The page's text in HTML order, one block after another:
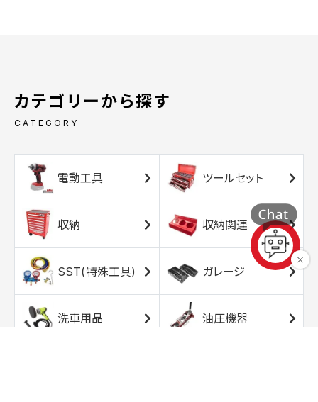
カテゴリーから探す
CATEGORY
電動工具 ツールセット
収納 収納関連
SST(特殊工具) ガレージ
洗車用品 油圧機器